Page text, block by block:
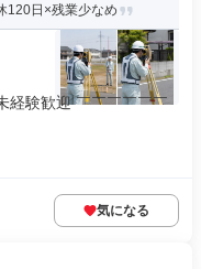
日×残業少なめ
験歓迎 ￣￣￣￣￣￣
気になる